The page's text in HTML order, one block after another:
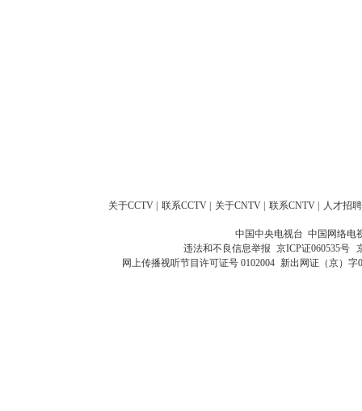
关于CCTV | 联系CCTV | 关于CNTV | 联系CNTV | 人才招聘
中国中央电视台 中国网络电
违法和不良信息举报 京ICP证060535号
网上传播视听节目许可证号 0102004 新出网证（京）